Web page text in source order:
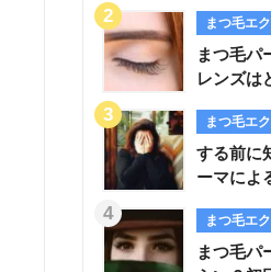
まつ毛エ
まつ毛パ
レンズは
まつ毛エ
する前に
ーマによ
まつ毛エ
まつ毛パ